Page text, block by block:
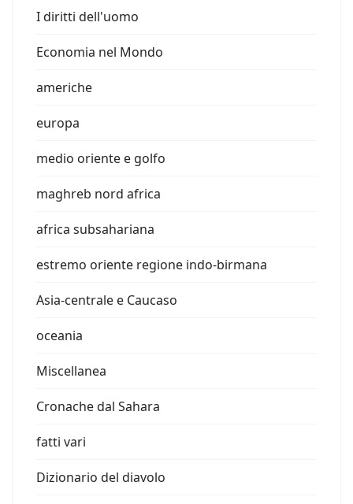
I diritti dell'uomo
Economia nel Mondo
americhe
europa
medio oriente e golfo
maghreb nord africa
africa subsahariana
estremo oriente regione indo-birmana
Asia-centrale e Caucaso
oceania
Miscellanea
Cronache dal Sahara
fatti vari
Dizionario del diavolo